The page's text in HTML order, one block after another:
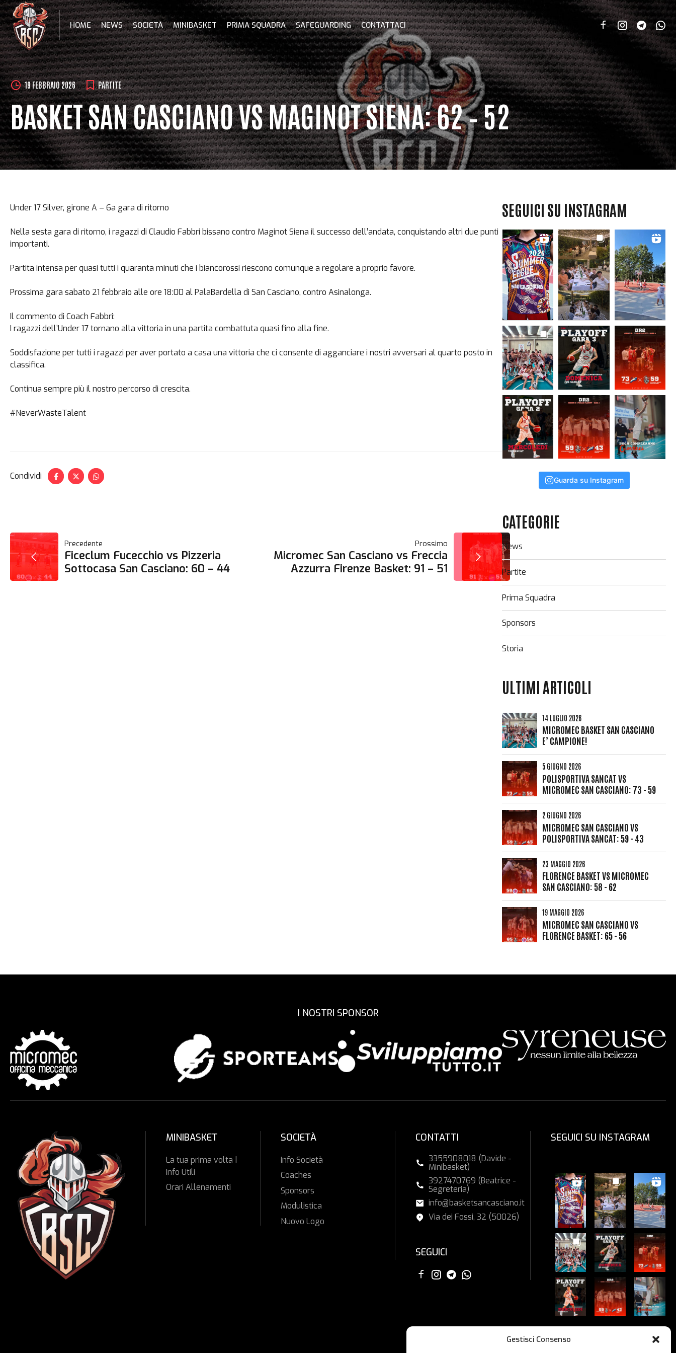
Gestisci Consenso
Skip
to
content
HOME NEWS SOCIETÀ MINIBASKET PRIMA SQUADRA SAFEGUARDING CONTATTACI
19 FEBBRAIO 2026 PARTITE
BASKET SAN CASCIANO VS MAGINOT SIENA: 62 – 52
Under 17 Silver, girone A – 6a gara di ritorno
Nella sesta gara di ritorno, i ragazzi di Claudio Fabbri bissano contro Maginot Siena il successo dell’andata, conquistando altri due punti
importanti.
Partita intensa per quasi tutti i quaranta minuti che i biancorossi riescono comunque a regolare a proprio favore.
Prossima gara sabato 21 febbraio alle ore 18:00 al PalaBardella di San Casciano, contro Asinalonga.
Il commento di Coach Fabbri:
I ragazzi dell’Under 17 tornano alla vittoria in una partita combattuta quasi fino alla fine.
Soddisfazione per tutti i ragazzi per aver portato a casa una vittoria che ci consente di agganciare i nostri avversari al quarto posto in
classifica.
Continua sempre più il nostro percorso di crescita.
#NeverWasteTalent
Condividi
NAVIGAZIONE
ARTICOLI
Precedente
Ficeclum Fucecchio vs Pizzeria
Sottocasa San Casciano: 60 – 44
Prossimo
Micromec San Casciano vs Freccia
Azzurra Firenze Basket: 91 – 51
SEGUICI SU INSTAGRAM
Guarda su Instagram
CATEGORIE
News
Partite
Prima Squadra
Sponsors
Storia
ULTIMI ARTICOLI
14 LUGLIO 2026
MICROMEC BASKET SAN CASCIANO
E’ CAMPIONE!
5 GIUGNO 2026
POLISPORTIVA SANCAT VS
MICROMEC SAN CASCIANO: 73 - 59
2 GIUGNO 2026
MICROMEC SAN CASCIANO VS
POLISPORTIVA SANCAT: 59 - 43
23 MAGGIO 2026
FLORENCE BASKET VS MICROMEC
SAN CASCIANO: 58 - 62
19 MAGGIO 2026
MICROMEC SAN CASCIANO VS
FLORENCE BASKET: 65 - 56
I NOSTRI SPONSOR
MINIBASKET
La tua prima volta |
Info Utili
Orari Allenamenti
SOCIETÀ
Info Società
Coaches
Sponsors
Modulistica
Nuovo Logo
CONTATTI
3355908018 (Davide -
Minibasket)
3927470769 (Beatrice -
Segreteria)
info@basketsancasciano.it
Via dei Fossi, 32 (50026)
SEGUICI
SEGUICI SU INSTAGRAM